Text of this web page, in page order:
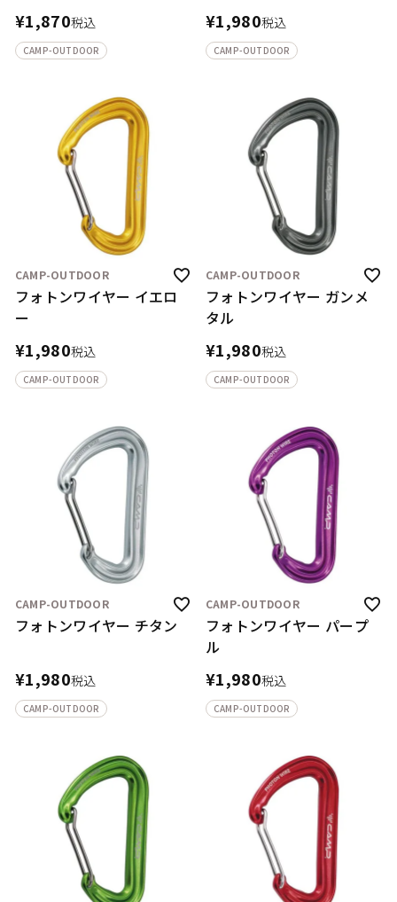
¥1,870税込
CAMP-OUTDOOR
¥1,980税込
CAMP-OUTDOOR
CAMP-OUTDOOR
フォトンワイヤー イエロ
ー
¥1,980税込
CAMP-OUTDOOR
CAMP-OUTDOOR
フォトンワイヤー ガンメ
タル
¥1,980税込
CAMP-OUTDOOR
CAMP-OUTDOOR
フォトンワイヤー チタン
¥1,980税込
CAMP-OUTDOOR
CAMP-OUTDOOR
フォトンワイヤー パープ
ル
¥1,980税込
CAMP-OUTDOOR